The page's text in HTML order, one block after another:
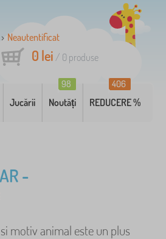
Neautentificat
0 lei / 0 produse
Jucării Noutăți
98
REDUCERE %
406
-
motiv animal este un plus